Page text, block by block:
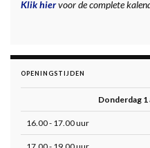
Klik hiervoor de complete
OPENINGSTIJDEN
Donderdag 1
16.00 - 17.00 uur